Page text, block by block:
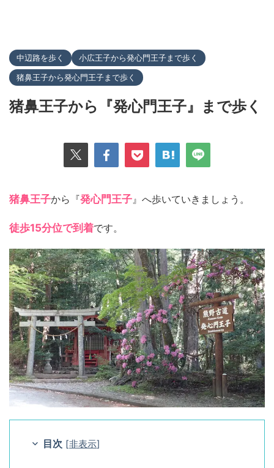
中辺路を歩く
小広王子から発心門王子まで歩く
猪鼻王子から発心門王子まで歩く
猪鼻王子から『発心門王子』まで歩く
猪鼻王子から『発心門王子』へ歩いていきましょう。
徒歩15分位で到着です。
目次 [非表示]